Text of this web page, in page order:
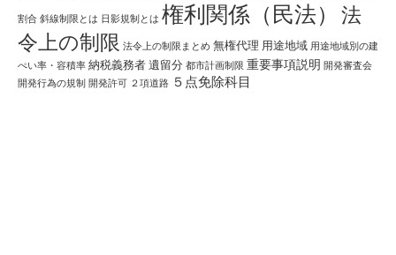
割合 斜線制限とは 日影規制とは 権利関係（民法）
法
令上の制限 法令上の制限まとめ 無権代理 用途地域 用途地域別の建
ぺい率・容積率 納税義務者 遺留分 都市計画制限 重要事項説明 開発審査会
開発行為の規制 開発許可 ２項道路 ５点免除科目